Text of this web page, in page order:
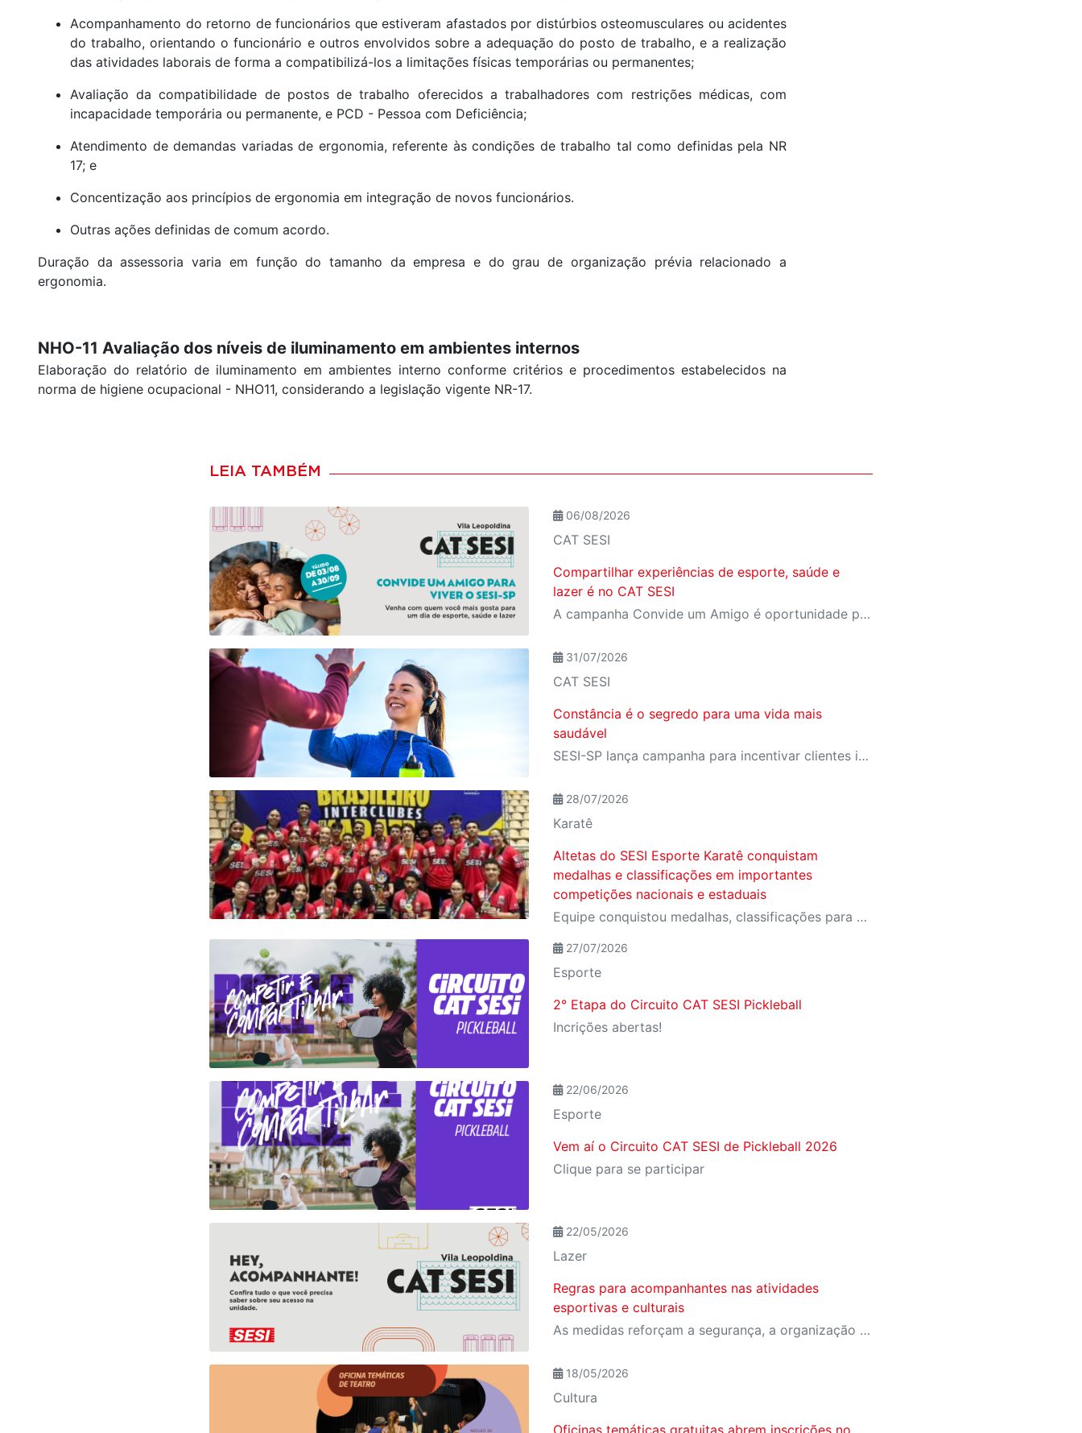
Acompanhamento do retorno de funcionários que estiveram afastados por distúrbios osteomusculares ou acidentes
do trabalho, orientando o funcionário e outros envolvidos sobre a adequação do posto de trabalho, e a realização
das atividades laborais de forma a compatibilizá-los a limitações físicas temporárias ou permanentes;
Avaliação da compatibilidade de postos de trabalho oferecidos a trabalhadores com restrições médicas, com
incapacidade temporária ou permanente, e PCD - Pessoa com Deficiência;
Atendimento de demandas variadas de ergonomia, referente às condições de trabalho tal como definidas pela NR
17; e
Concentização aos princípios de ergonomia em integração de novos funcionários.
Outras ações definidas de comum acordo.
Duração da assessoria varia em função do tamanho da empresa e do grau de organização prévia relacionado a
ergonomia.
NHO-11 Avaliação dos níveis de iluminamento em ambientes internos
Elaboração do relatório de iluminamento em ambientes interno conforme critérios e procedimentos estabelecidos na
norma de higiene ocupacional - NHO11, considerando a legislação vigente NR-17.
LEIA TAMBÉM
06/08/2026
CAT SESI
Compartilhar experiências de esporte, saúde e
lazer é no CAT SESI
A campanha Convide um Amigo é oportunidade para reunir amigos para aproveitar juntos toda estrutura da unidade SESI-SP mais próxima. Os benefícios para clientes e convidados estão no regulamento.
31/07/2026
CAT SESI
Constância é o segredo para uma vida mais
saudável
SESI-SP lança campanha para incentivar clientes inativos a retomarem a prática de atividades físicas, esporte e lazer com benefícios exclusivos
28/07/2026
Karatê
Altetas do SESI Esporte Karatê conquistam
medalhas e classificações em importantes
competições nacionais e estaduais
Equipe conquistou medalhas, classificações para a fase final do Campeonato Brasileiro e importantes resultados em competições estaduais e nacionais.
27/07/2026
Esporte
2° Etapa do Circuito CAT SESI Pickleball
Incrições abertas!
22/06/2026
Esporte
Vem aí o Circuito CAT SESI de Pickleball 2026
Clique para se participar
22/05/2026
Lazer
Regras para acompanhantes nas atividades
esportivas e culturais
As medidas reforçam a segurança, a organização e o controle de acesso nas dependências da unidade.
18/05/2026
Cultura
Oficinas temáticas gratuitas abrem inscrições no